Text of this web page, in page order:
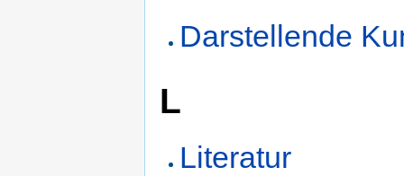
Darstellende
L
Literatur